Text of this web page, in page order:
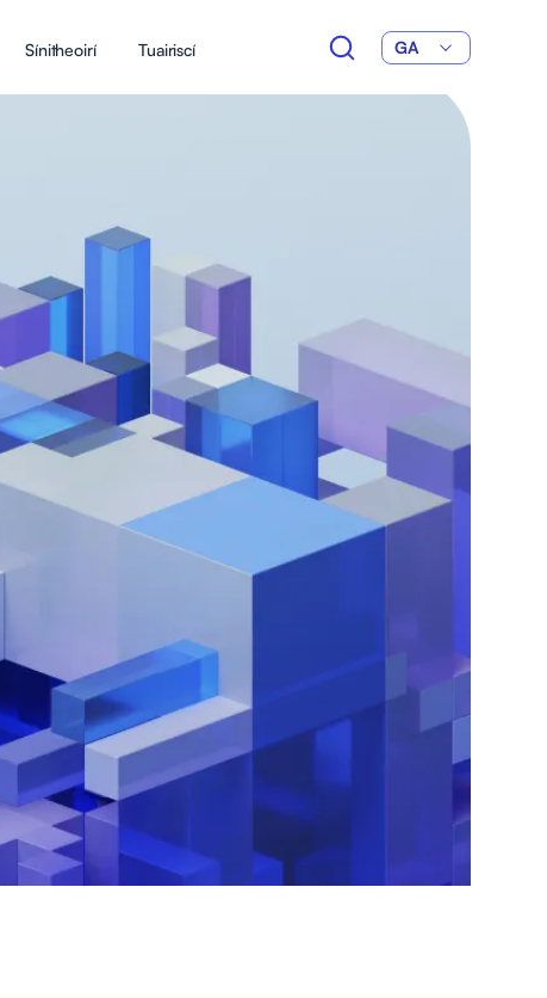
Sínitheoirí Tuairiscí GA